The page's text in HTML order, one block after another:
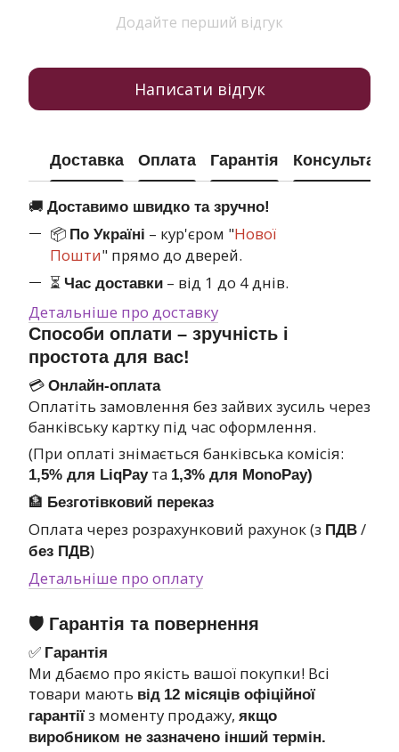
Додайте перший відгук
Написати відгук
Доставка Оплата Гарантія Консультація
🚚 Доставимо швидко та зручно!
📦 По Україні – кур'єром "Нової
Пошти" прямо до дверей.
⏳ Час доставки – від 1 до 4 днів.
Детальніше про доставку
Способи оплати – зручність і
простота для вас!
💳 Онлайн-оплата
Оплатіть замовлення без зайвих зусиль через
банківську картку під час оформлення.
(При оплаті знімається банківська комісія:
1,5% для LiqPayта 1,3% для MonoPay)
🏦 Безготівковий переказ
Оплата через розрахунковий рахунок (з ПДВ /
без ПДВ)
Детальніше про оплату
🛡 Гарантія та повернення
✅ Гарантія
Ми дбаємо про якість вашої покупки! Всі
товари мають від 12 місяців офіційної
гарантії з моменту продажу, якщо
виробником не зазначено інший термін.